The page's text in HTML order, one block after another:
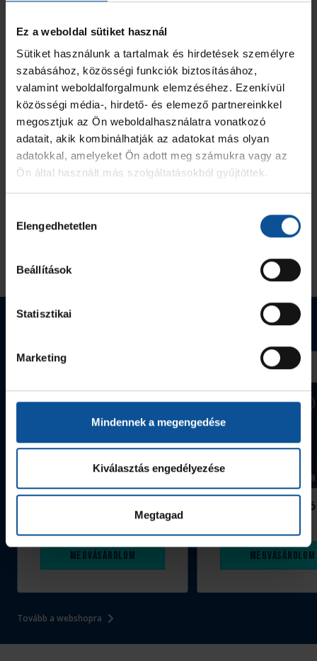
Ez a weboldal sütiket használ
Sütiket használunk a tartalmak és hirdetések személyre
szabásához, közösségi funkciók biztosításához,
valamint weboldalforgalmunk elemzéséhez. Ezenkívül
közösségi média-, hirdető- és elemező partnereinkkel
megosztjuk az Ön weboldalhasználatra vonatkozó
adatait, akik kombinálhatják az adatokat más olyan
adatokkal, amelyeket Ön adott meg számukra vagy az
Ön által használt más szolgáltatásokból gyűjtöttek.
kiválasztása
Elengedhetetlen
Beállítások
Statisztikai
Marketing
Mindennek a megengedése
Kiválasztás engedélyezése
Megtagad
2023/2024
Összesen 34 0 0
Webshop termékek
Tovább a webshopra
Megvásárolom
1 090 Ft
Megvásárolom